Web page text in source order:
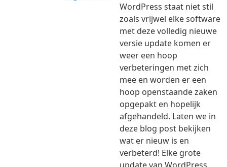
WordPress staat niet stil
zoals vrijwel elke software
met deze volledig nieuwe
versie update komen er
weer een hoop
verbeteringen met zich
mee en worden er een
hoop openstaande zaken
opgepakt en hopelijk
afgehandeld. Laten we in
deze blog post bekijken
wat er nieuw is en
verbeterd! Elke grote